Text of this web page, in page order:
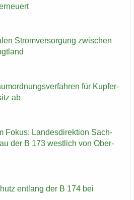
Strom­ver­sor­gung zwi­schen
für Kup­fer­
ab
Fokus: Lan­des­di­rek­ti­on Sach­
der B 173 west­lich von Ober­
ent­lang der B 174 bei